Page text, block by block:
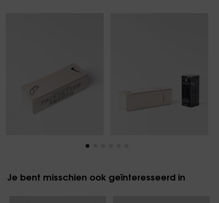
Je bent misschien ook geïnteresseerd in